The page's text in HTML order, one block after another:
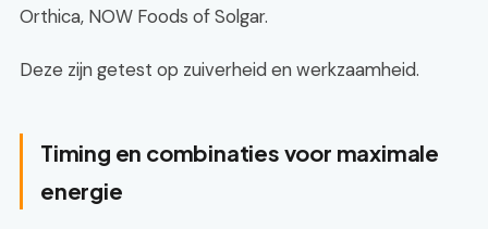
Orthica, NOW Foods of Solgar.
Deze zijn getest op zuiverheid en werkzaamheid.
Timing en combinaties voor maximale
energie